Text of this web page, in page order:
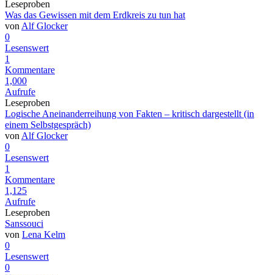
Leseproben
Was das Gewissen mit dem Erdkreis zu tun hat
von Alf Glocker
0
Lesenswert
1
Kommentare
1,000
Aufrufe
Leseproben
Logische Aneinanderreihung von Fakten – kritisch dargestellt (in
einem Selbstgespräch)
von Alf Glocker
0
Lesenswert
1
Kommentare
1,125
Aufrufe
Leseproben
Sanssouci
von Lena Kelm
0
Lesenswert
0